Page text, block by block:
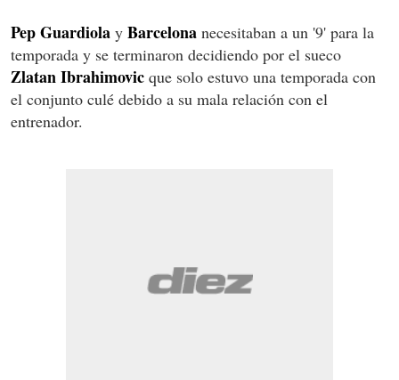
Pep Guardiola y Barcelona necesitaban a un '9' para la
temporada y se terminaron decidiendo por el sueco
Zlatan Ibrahimovic que solo estuvo una temporada con
el conjunto culé debido a su mala relación con el
entrenador.